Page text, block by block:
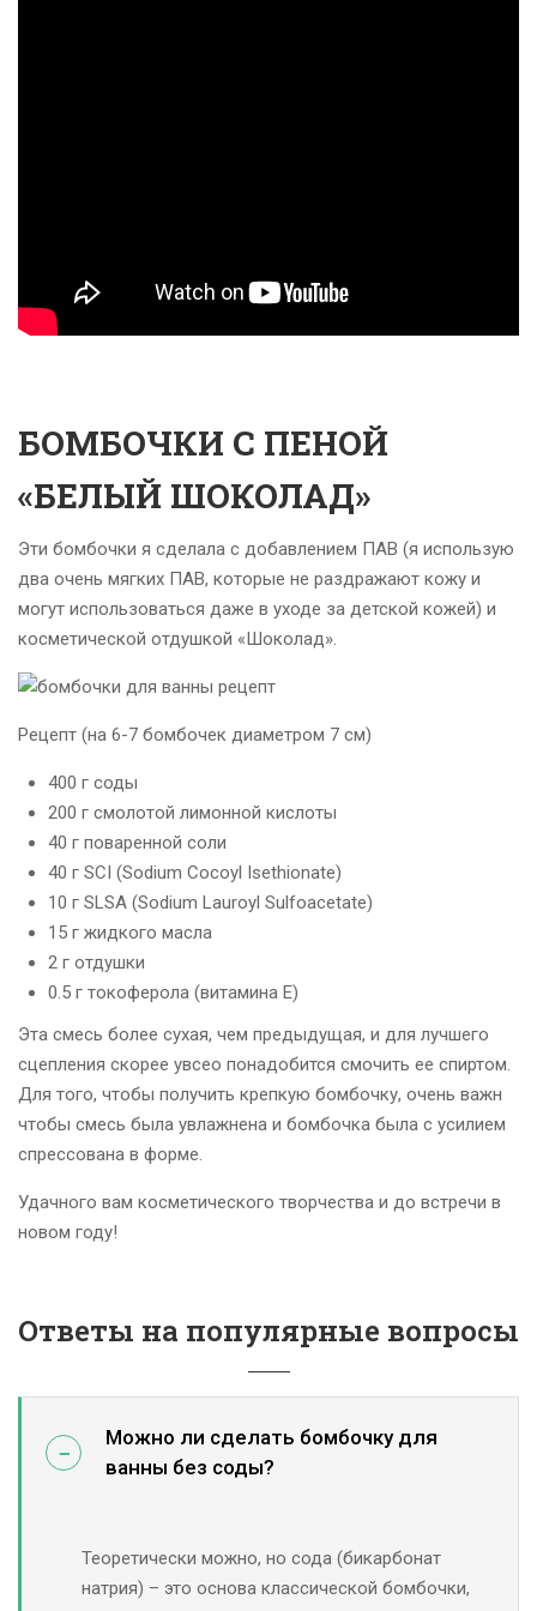
БОМБОЧКИ С ПЕНОЙ
«БЕЛЫЙ ШОКОЛАД»
Эти бомбочки я сделала с добавлением ПАВ (я использую
два очень мягких ПАВ, которые не раздражают кожу и
могут использоваться даже в уходе за детской кожей) и
косметической отдушкой «Шоколад».
Рецепт (на 6-7 бомбочек диаметром 7 см)
400 г соды
200 г смолотой лимонной кислоты
40 г поваренной соли
40 г SCI (Sodium Cocoyl Isethionate)
10 г SLSA (Sodium Lauroyl Sulfoacetate)
15 г жидкого масла
2 г отдушки
0.5 г токоферола (витамина Е)
Эта смесь более сухая, чем предыдущая, и для лучшего
сцепления скорее увсео понадобится смочить ее спиртом.
Для того, чтобы получить крепкую бомбочку, очень важн
чтобы смесь была увлажнена и бомбочка была с усилием
спрессована в форме.
Удачного вам косметического творчества и до встречи в
новом году!
Ответы на популярные вопросы
Можно ли сделать бомбочку для
ванны без соды?
Теоретически можно, но сода (бикарбонат
натрия) – это основа классической бомбочки,